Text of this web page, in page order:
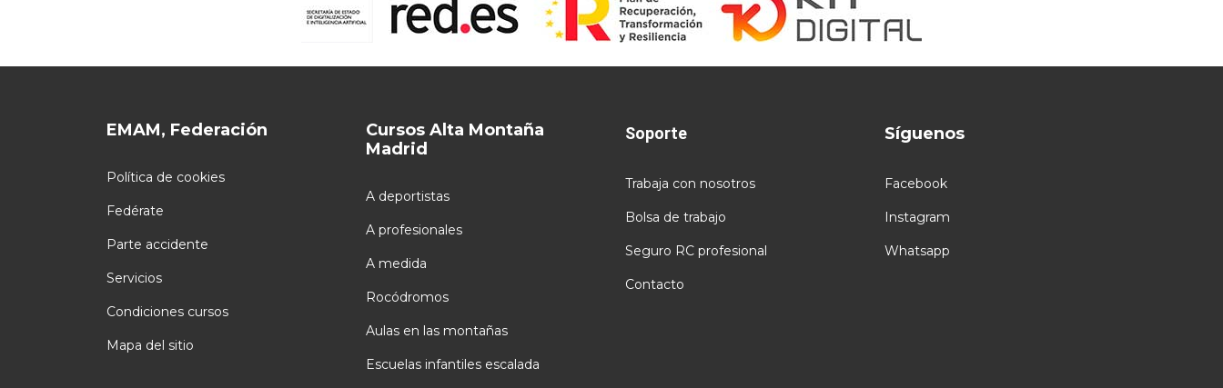
EMAM, Federación
Política de cookies
Fedérate
Parte accidente
Servicios
Condiciones cursos
Mapa del sitio
Cursos Alta Montaña
Madrid
A deportistas
A profesionales
A medida
Rocódromos
Aulas en las montañas
Escuelas infantiles escalada
Soporte
Trabaja con nosotros
Bolsa de trabajo
Seguro RC profesional
Contacto
Síguenos
Facebook
Instagram
Whatsapp